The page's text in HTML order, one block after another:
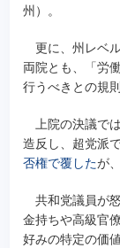
州）。
更に、州レベ
両院とも、「労
行うべきとの規
上院の決議で
造反し、超党派
否権で覆したが
共和党議員が
金持ちや高級官
好みの特定の価